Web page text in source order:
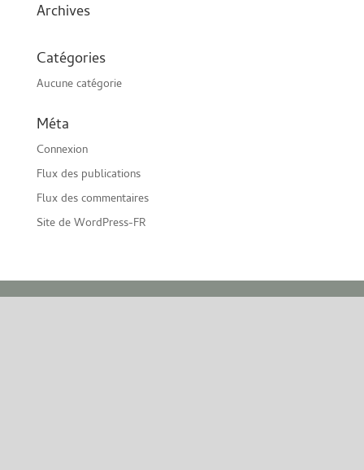
Archives
Catégories
Aucune catégorie
Méta
Connexion
Flux des publications
Flux des commentaires
Site de WordPress-FR